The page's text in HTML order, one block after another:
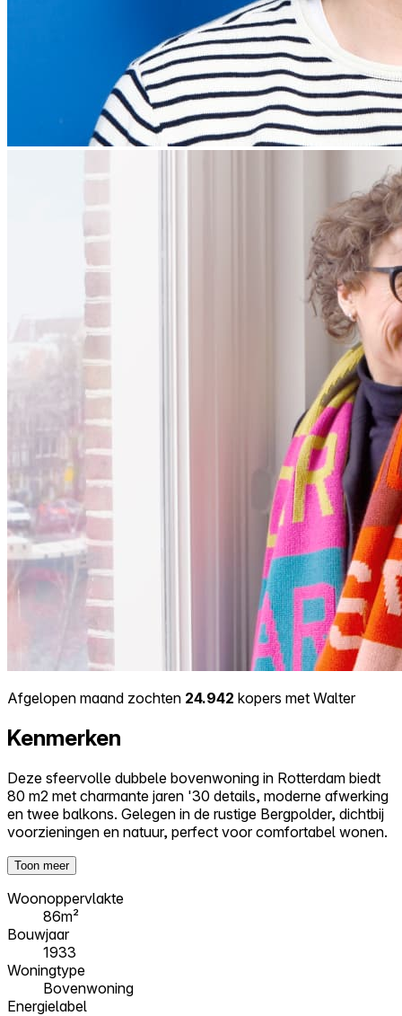
Afgelopen maand zochten 24.942 kopers met Walter
Kenmerken
Deze sfeervolle dubbele bovenwoning in Rotterdam biedt
80 m2 met charmante jaren '30 details, moderne afwerking
en twee balkons. Gelegen in de rustige Bergpolder, dichtbij
voorzieningen en natuur, perfect voor comfortabel wonen.
Toon meer
Woonoppervlakte
86m²
Bouwjaar
1933
Woningtype
Bovenwoning
Energielabel